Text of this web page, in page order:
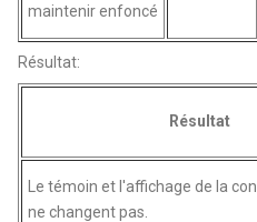
maintenir enfoncé
Résultat:
Résultat
Le témoin et l'affichage de la
ne changent pas.